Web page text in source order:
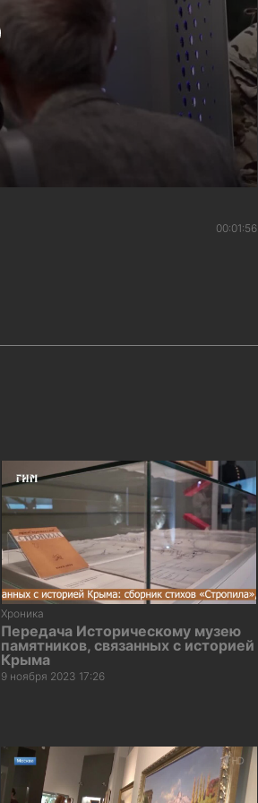
00:01:56
Хроника
Передача Историческому музею
памятников, связанных с историей
Крыма
9 ноября 2023 17:26